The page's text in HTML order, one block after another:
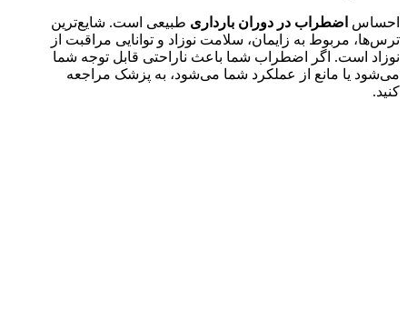
احساس اضطراب در دوران بارداری طبیعی است. شایع‌ترین
ترس‌ها، مربوط به زایمان، سلامت نوزاد و توانایی مراقبت از
نوزاد است. اگر اضطراب شما باعث ناراحتی قابل توجه شما
می‌شود یا مانع از عملکرد شما می‌شود، به پزشک مراجعه
کنید.